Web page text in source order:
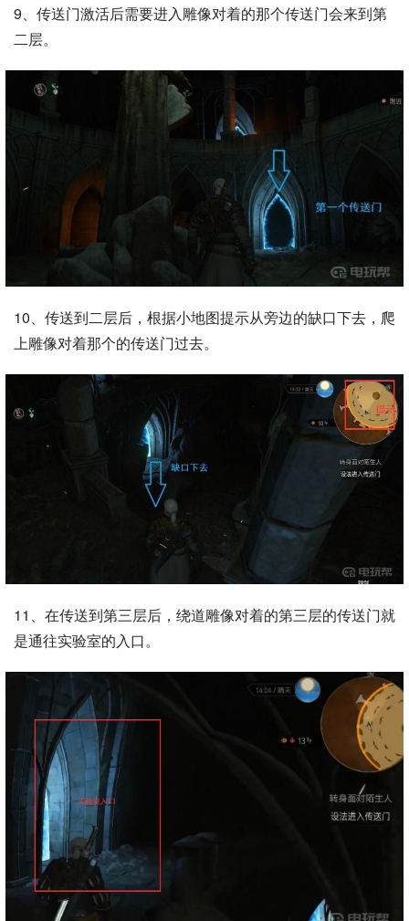
9、传送门激活后需要进入雕像对着的那个传送门会来到第
二层。
10、传送到二层后，根据小地图提示从旁边的缺口下去，爬
上雕像对着那个的传送门过去。
11、在传送到第三层后，绕道雕像对着的第三层的传送门就
是通往实验室的入口。